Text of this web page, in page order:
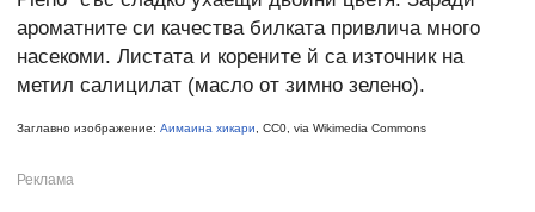
ароматните си качества билката привлича много
насекоми. Листата и корените й са източник на
метил салицилат (масло от зимно зелено).
Заглавно изображение: Аимаина хикари, CC0, via Wikimedia Commons